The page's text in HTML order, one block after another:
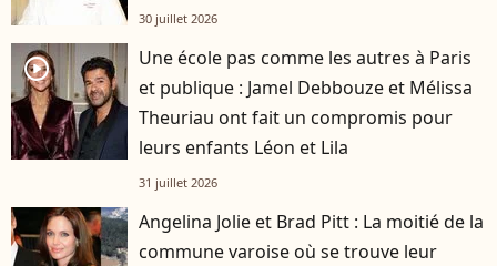
30 juillet 2026
player2
Une école pas comme les autres à Paris
et publique : Jamel Debbouze et Mélissa
Theuriau ont fait un compromis pour
leurs enfants Léon et Lila
31 juillet 2026
Angelina Jolie et Brad Pitt : La moitié de la
commune varoise où se trouve leur